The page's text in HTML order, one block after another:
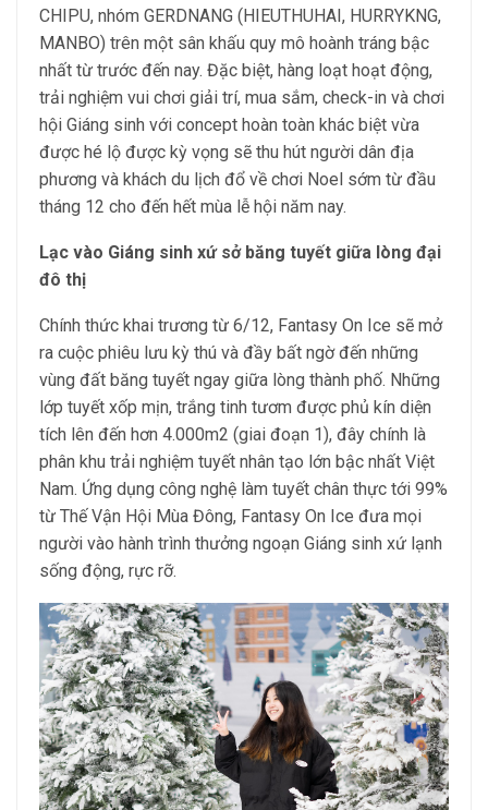
CHIPU, nhóm GERDNANG (HIEUTHUHAI, HURRYKNG,
MANBO) trên một sân khấu quy mô hoành tráng bậc
nhất từ trước đến nay. Đặc biệt, hàng loạt hoạt động,
trải nghiệm vui chơi giải trí, mua sắm, check-in và chơi
hội Giáng sinh với concept hoàn toàn khác biệt vừa
được hé lộ được kỳ vọng sẽ thu hút người dân địa
phương và khách du lịch đổ về chơi Noel sớm từ đầu
tháng 12 cho đến hết mùa lễ hội năm nay.
Lạc vào Giáng sinh xứ sở băng tuyết giữa lòng đại
đô thị
Chính thức khai trương từ 6/12, Fantasy On Ice sẽ mở
ra cuộc phiêu lưu kỳ thú và đầy bất ngờ đến những
vùng đất băng tuyết ngay giữa lòng thành phố. Những
lớp tuyết xốp mịn, trắng tinh tươm được phủ kín diện
tích lên đến hơn 4.000m2 (giai đoạn 1), đây chính là
phân khu trải nghiệm tuyết nhân tạo lớn bậc nhất Việt
Nam. Ứng dụng công nghệ làm tuyết chân thực tới 99%
từ Thế Vận Hội Mùa Đông, Fantasy On Ice đưa mọi
người vào hành trình thưởng ngoạn Giáng sinh xứ lạnh
sống động, rực rỡ.